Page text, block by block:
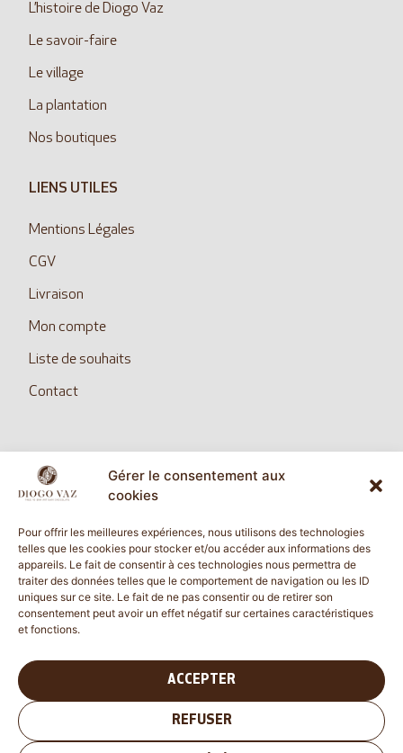
Gérer le consentement aux
cookies
Pour offrir les meilleures expériences, nous utilisons des technologies
telles que les cookies pour stocker et/ou accéder aux informations des
appareils. Le fait de consentir à ces technologies nous permettra de
traiter des données telles que le comportement de navigation ou les ID
uniques sur ce site. Le fait de ne pas consentir ou de retirer son
consentement peut avoir un effet négatif sur certaines caractéristiques
et fonctions.
ACCEPTER
REFUSER
L’histoire de Diogo Vaz
Le savoir-faire
Le village
La plantation
Nos boutiques
LIENS UTILES
Mentions Légales
CGV
Livraison
Mon compte
Liste de souhaits
Contact
SUIVEZ NOUS
diogovazcommunication@gmail.com
Vérifié indépendamment
4.62 évaluation(60 avis)